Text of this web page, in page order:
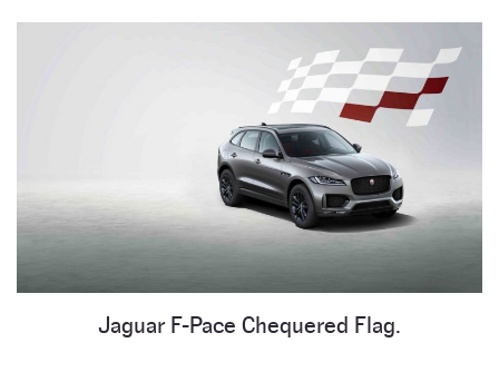
Jaguar F-Pace Chequered Flag.